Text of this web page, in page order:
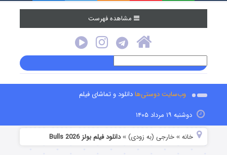
مشاهده فهرست
وب‌سایت دوستی‌هادانلود و تماشای فیلم
دوشنبه ۱۹ مرداد ۱۴۰۵
خانه »خارجی (به زودی) »دانلود فیلم بولز Bulls 2026